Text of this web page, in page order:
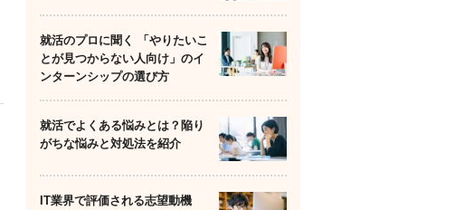
就活のプロに聞く 「やりたいこ
とが見つからない人向け」のイ
ンターンシップの選び方
就活でよくある悩みとは？陥り
がちな悩みと対処法を紹介
IT業界で評価される志望動機